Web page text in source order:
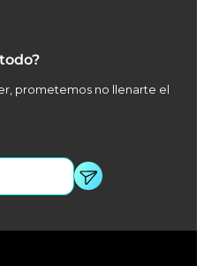
prometemos no llenarte el